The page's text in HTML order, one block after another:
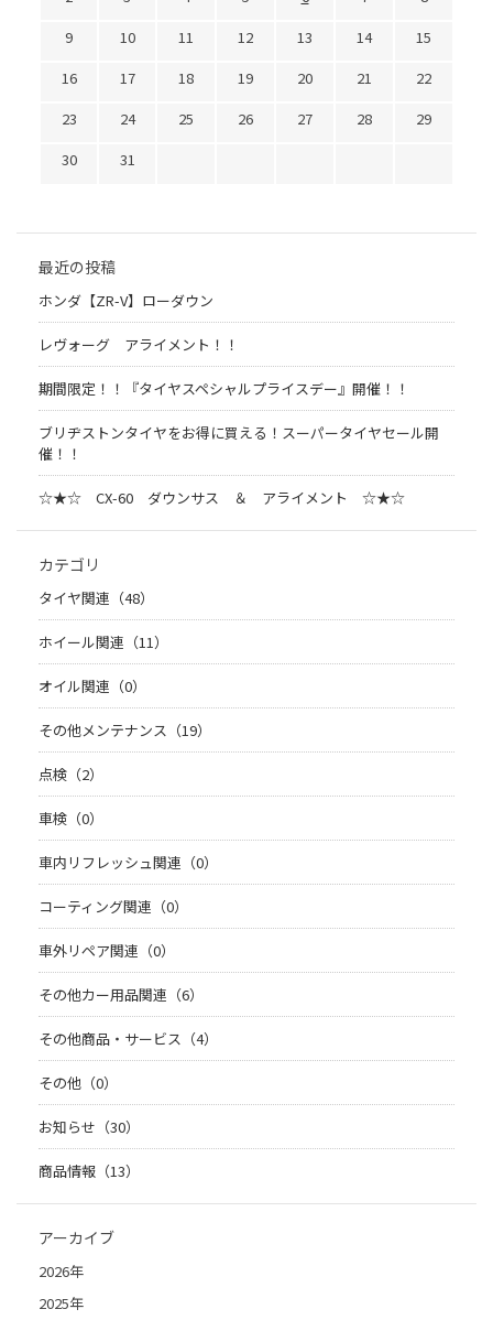
9
10 11 12 13 14
15
16
17 18 19 20 21
22
23
24 25 26 27 28
29
30
31
最近の投稿
ホンダ【ZR-V】ローダウン
レヴォーグ アライメント！！
期間限定！！『タイヤスペシャルプライスデー』開催！！
ブリヂストンタイヤをお得に買える！スーパータイヤセール開
催！！
☆★☆ CX-60 ダウンサス ＆ アライメント ☆★☆
カテゴリ
タイヤ関連（48）
ホイール関連（11）
オイル関連（0）
その他メンテナンス（19）
点検（2）
車検（0）
車内リフレッシュ関連（0）
コーティング関連（0）
車外リペア関連（0）
その他カー用品関連（6）
その他商品・サービス（4）
その他（0）
お知らせ（30）
商品情報（13）
アーカイブ
2026年
2025年